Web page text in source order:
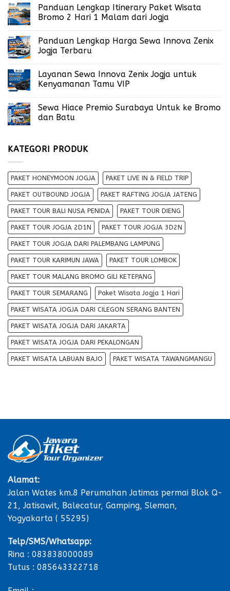
Panduan Lengkap Itinerary Paket Wisata
Bromo 2 Hari 1 Malam dari Jogja
Panduan Lengkap Harga Sewa Innova Zenix
Jogja Terbaru
Layanan Sewa Innova Zenix Jogja untuk
Kenyamanan Tamu VIP
Sewa Hiace Premio Surabaya Untuk ke Bromo
dan Batu
KATEGORI PRODUK
PAKET HONEYMOON JOGJA PAKET LIVE IN & FIELD TRIP
PAKET OUTBOUND JOGJA PAKET RAFTING JOGJA JATENG
PAKET TOUR BALI NUSA PENIDA PAKET TOUR DIENG
PAKET TOUR JOGJA 2D1N PAKET TOUR JOGJA 3D2N
PAKET TOUR JOGJA DARI PALEMBANG LAMPUNG
PAKET TOUR KARIMUN JAWA PAKET TOUR LOMBOK
PAKET TOUR MALANG BROMO GILI KETEPANG
PAKET TOUR SEMARANG Paket Wisata Jogja 1 Hari
PAKET WISATA JOGJA DARI CILEGON SERANG BANTEN
PAKET WISATA JOGJA DARI JAKARTA
PAKET WISATA JOGJA DARI PEKALONGAN
PAKET WISATA LABUAN BAJO PAKET WISATA TAWANGMANGU
Alamat:
Jalan Wates km.8 Perumahan Jatimas permai Blok Q-
21, Jatisawit, Balecatur, Gamping, Sleman,
Yogyakarta ( 55295)
Telp/SMS/Whatsapp:
Rina : 083838000089
Tutus : 085643322718